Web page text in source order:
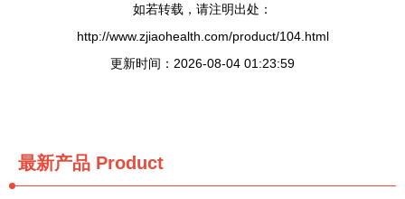
如若转载，请注明出处：
http://www.zjiaohealth.com/product/104.html
更新时间：2026-08-04 01:23:59
最新产品 Product